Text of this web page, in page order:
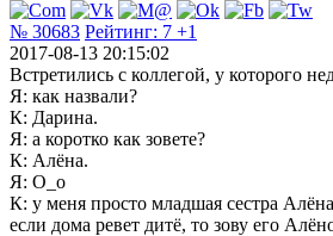
№ 30683 Рейтинг: 7 +1
2017-08-13 20:15:02
Встретились с коллегой, у которого
Я: как назвали?
К: Дарина.
Я: а коротко как зовете?
К: Алёна.
Я: О_о
К: у меня просто младшая сестра
если дома ревет дитё, то зову его